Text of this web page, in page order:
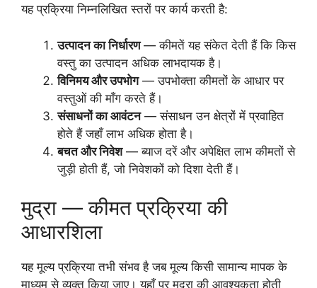
यह प्रक्रिया निम्नलिखित स्तरों पर कार्य करती है:
उत्पादन का निर्धारण— कीमतें यह संकेत देती हैं कि किस
वस्तु का उत्पादन अधिक लाभदायक है।
विनिमय और उपभोग— उपभोक्ता कीमतों के आधार पर
वस्तुओं की माँग करते हैं।
संसाधनों का आवंटन— संसाधन उन क्षेत्रों में प्रवाहित
होते हैं जहाँ लाभ अधिक होता है।
बचत और निवेश— ब्याज दरें और अपेक्षित लाभ कीमतों से
जुड़ी होती हैं, जो निवेशकों को दिशा देती हैं।
मुद्रा — कीमत प्रक्रिया की
आधारशिला
यह मूल्य प्रक्रिया तभी संभव है जब मूल्य किसी सामान्य मापक के
माध्यम से व्यक्त किया जाए। यहाँ पर मुद्रा की आवश्यकता होती